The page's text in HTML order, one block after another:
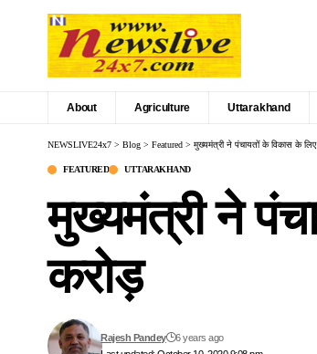
About Agriculture Uttarakhand
NEWSLIVE24x7 > Blog > Featured > मुख्यमंत्री ने पंचायतों के विकास के
FEATURED UTTARAKHAND
मुख्यमंत्री ने
करोड़
Rajesh Pandey 6 years ago